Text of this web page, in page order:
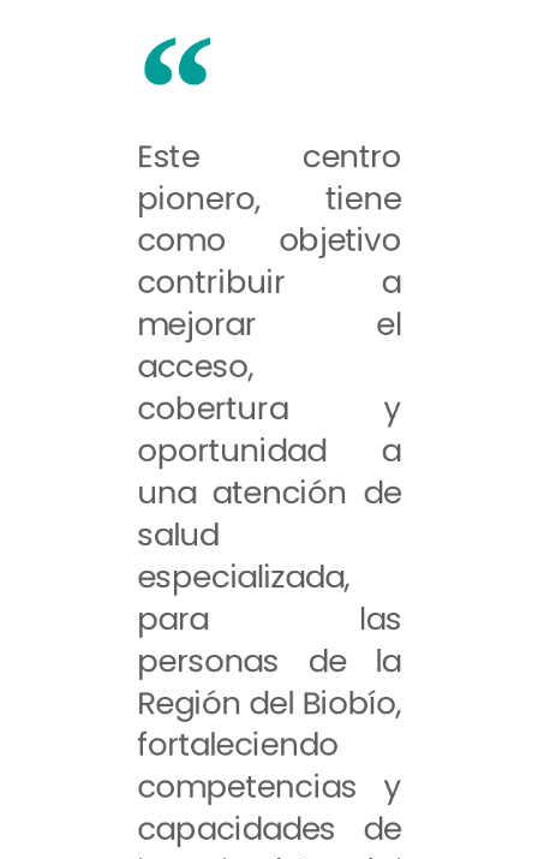
Este centro
pionero, tiene
como objetivo
contribuir a
mejorar el
acceso,
cobertura y
oportunidad a
una atención de
salud
especializada,
para las
personas de la
Región del Biobío,
fortaleciendo
competencias y
capacidades de